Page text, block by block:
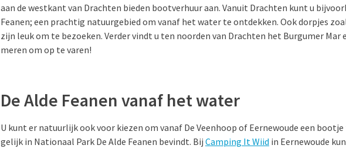
aan de westkant van Drachten bieden bootverhuur aan. Vanuit Drachten kunt u
Feanen; een prachtig natuurgebied om vanaf het water te ontdekken. Ook dorpjes
zijn leuk om te bezoeken. Verder vindt u ten noorden van Drachten het Burgumer Mar
meren om op te varen!
De Alde Feanen vanaf het water
U kunt er natuurlijk ook voor kiezen om vanaf De Veenhoop of Eernewoude een
gelijk in Nationaal Park De Alde Feanen bevindt. Bij Camping It Wiid in Eernewoude